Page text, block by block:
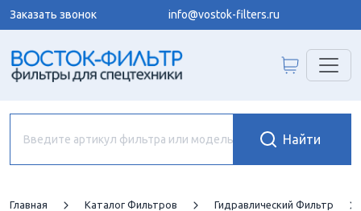
Заказать звонок info@vostok-filters.ru
Главная Каталог Фильтров Гидравлический Фильтр